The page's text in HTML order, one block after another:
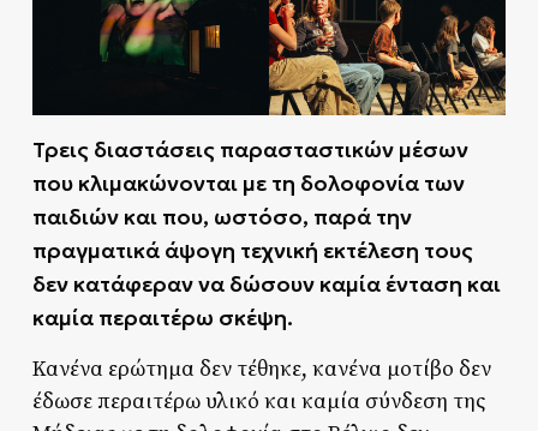
Τρεις διαστάσεις παρασταστικών μέσων
που κλιμακώνονται με τη δολοφονία των
παιδιών και που, ωστόσο, παρά την
πραγματικά άψογη τεχνική εκτέλεση τους
δεν κατάφεραν να δώσουν καμία ένταση και
καμία περαιτέρω σκέψη.
Κανένα ερώτημα δεν τέθηκε, κανένα μοτίβο δεν
έδωσε περαιτέρω υλικό και καμία σύνδεση της